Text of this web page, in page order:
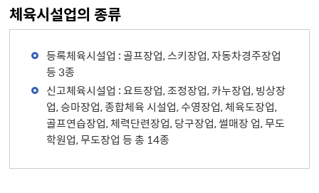
체육시설업의 종류
등록체육시설업 : 골프장업, 스키장업, 자동차경주장업
등 3종
신고체육시설업 : 요트장업, 조정장업, 카누장업, 빙상장
업, 승마장업, 종합체육 시설업, 수영장업, 체육도장업,
골프연습장업, 체력단련장업, 당구장업, 썰매장 업, 무도
학원업, 무도장업 등 총 14종